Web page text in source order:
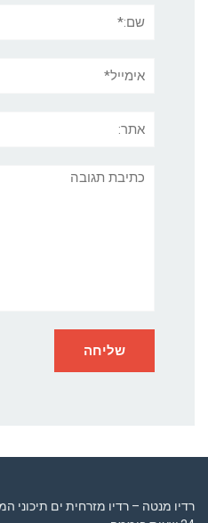
תגובה
רדיו מנטה – רדיו מזרחית ים